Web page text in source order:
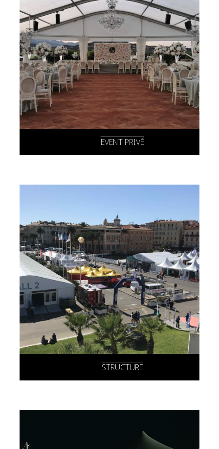
EVENT PRIVÉ
STRUCTURE